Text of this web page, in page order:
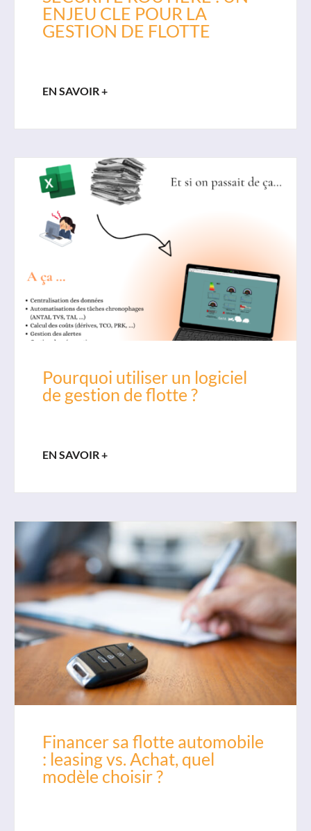
ENJEU CLE POUR LA
GESTION DE FLOTTE
EN SAVOIR +
Pourquoi utiliser un logiciel
de gestion de flotte ?
EN SAVOIR +
Financer sa flotte automobile
: leasing vs. Achat, quel
modèle choisir ?
À propos
Nous contacter
Actualités
04 72 37 68 45